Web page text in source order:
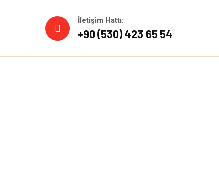
İletişim Hattı:
+90 (530) 423 65 54